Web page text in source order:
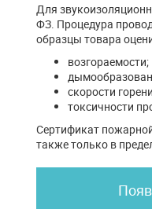
Для
ФЗ. Процедура
образцы товара
возгораемости;
скорости
токсичности
Сертификат
также только в